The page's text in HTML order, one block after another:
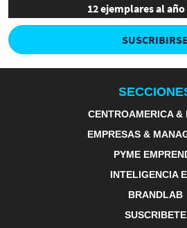
12 ejemplares al
SUSCRIBIRSE
CENTROAMERICA &
EMPRESAS &
PYME
INTELIGENCIA
BRANDLAB
SUSCRIBETE